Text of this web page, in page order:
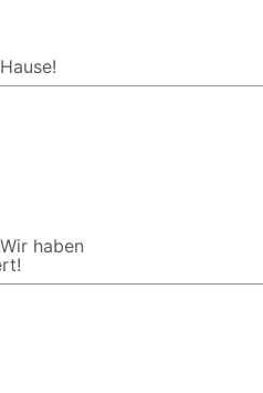
haben